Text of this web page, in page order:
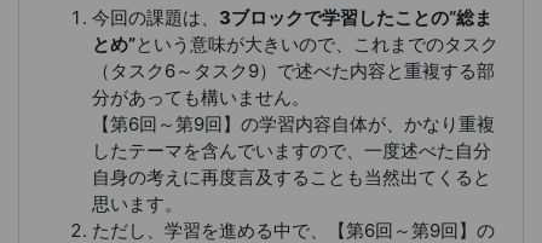
今回の課題は、 3ブロックで学習したことの“総ま
とめ”という意味が大きいので、これまでのタスク
（タスク6～タスク9）で述べた内容と重複する部
分があっても構いません。
【第6回～第9回】の学習内容自体が、かなり重複
したテーマを含んでいますので、一度述べた自分
自身の考えに再度言及することも当然出てくると
思います。
ただし、学習を進める中で、【第6回～第9回】の